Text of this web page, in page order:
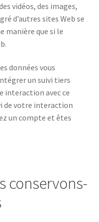
vidéos, des images,
d’autres sites Web se
manière que si le
données vous
un suivi tiers
interaction avec ce
de votre interaction
un compte et êtes
conservons-